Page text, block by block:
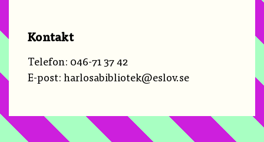
Kontakt
Telefon: 046-71 37 42
E-post: harlosabibliotek@eslov.se